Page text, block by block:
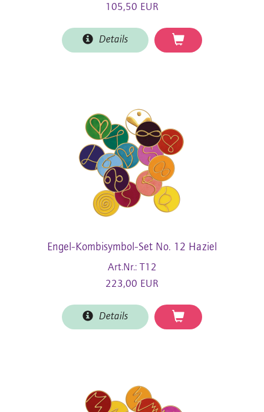
105,50 EUR
Details
Engel-Kombisymbol-Set No. 12 Haziel
Art.Nr.: T12
223,00 EUR
Details